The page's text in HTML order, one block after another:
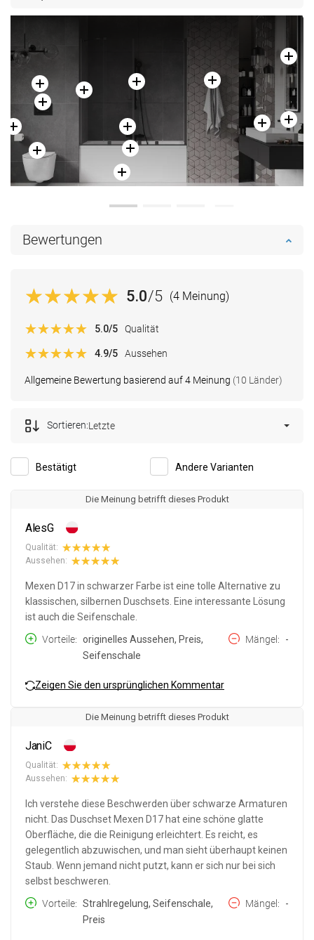
Bewertungen
5.0/5 (4 Meinung)
Allgemeine Bewertung basierend auf 4 Meinung (10 Länder)
5.0/5 Qualität
4.9/5 Aussehen
Bestätigt Andere Varianten
Sortieren:Letzte
Die Meinung betrifft dieses Produkt
AlesG
Qualität:
Aussehen:
Mexen D17 in schwarzer Farbe ist eine tolle Alternative zu
klassischen, silbernen Duschsets. Eine interessante Lösung
ist auch die Seifenschale.
Vorteile
originelles Aussehen, Preis,
Seifenschale
Mängel -
Zeigen Sie den ursprünglichen Kommentar
Die Meinung betrifft dieses Produkt
JaniC
Qualität:
Aussehen:
Ich verstehe diese Beschwerden über schwarze Armaturen
nicht. Das Duschset Mexen D17 hat eine schöne glatte
Oberfläche, die die Reinigung erleichtert. Es reicht, es
gelegentlich abzuwischen, und man sieht überhaupt keinen
Staub. Wenn jemand nicht putzt, kann er sich nur bei sich
selbst beschweren.
Vorteile
Strahlregelung, Seifenschale,
Preis
Mängel -